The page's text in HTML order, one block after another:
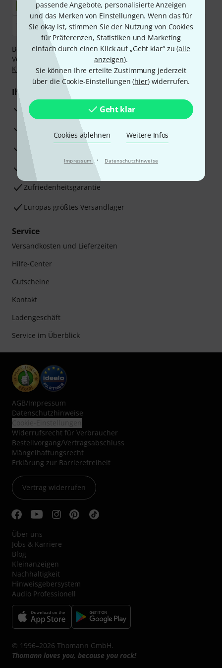
passende Angebote, personalisierte Anzeigen
und das Merken von Einstellungen. Wenn das für
Sie okay ist, stimmen Sie der Nutzung von Cookies
für Präferenzen, Statistiken und Marketing
einfach durch einen Klick auf „Geht klar“ zu (alle
anzeigen).
Sie können Ihre erteilte Zustimmung jederzeit
über die Cookie-Einstellungen (hier) widerrufen.
Geht klar
Cookies ablehnen Weitere Infos
Impressum · Datenschutzhinweise
Bezahlen Sie vertraulich und sicher per Nachnahme,
Vorkasse, PayPal, Amazon Pay,Klarna Sofort bezahlen
Klarna Ratenzahlungoder Kreditkarte.
Ihre Vorteile
3 Jahre Thomann Garantie
30 Tage Money-Back-Garantie
Beratung durch Fachexperten
Zufriedenheitsgarantie
Europas größtes Versandlager
Service
Versandkosten und Lieferzeiten
Hilfe-Center
Gutscheine
Kontakt
Ladengeschäft
Service im Überblick
AGB/Impressum
Datenschutzhinweise
Widerrufsrecht für Verbraucher
Bestellvorgang/Vertragsabschluss
Mängelhaftungsrecht
Erklärung zur Barrierefreiheit
Vertrag widerrufen
Über uns
Jobs & Karriere
Blog
Kleinanzeigen
Nachhaltigkeit
Hinweisgebersystem
Audio Professionell
© 1996–2026 Thomann GmbH.
Thomann loves you, because you rock!